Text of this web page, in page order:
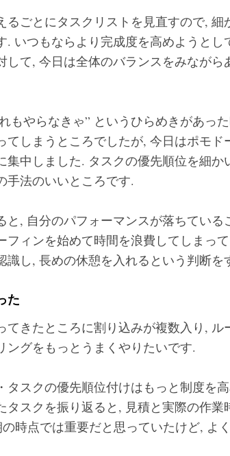
るごとにタスクリストを見直すので,
. いつもならより完成度を高めようと
して, 今日は全体のバランスをみなが
もやらなきゃ” というひらめきがあっ
てしまうところでしたが, 今日はポモド
集中しました. タスクの優先順位を細
手法のいいところです.
と, 自分のパフォーマンスが落ちてい
フィンを始めて時間を浪費してしまっ
識し, 長めの休憩を入れるという判断を
た
てきたところに割り込みが複数入り,
ングをもっとうまくやりたいです.
タスクの優先順位付けはもっと制度を
タスクを振り返ると, 見積と実際の作
時点では重要だと思っていたけど, よ